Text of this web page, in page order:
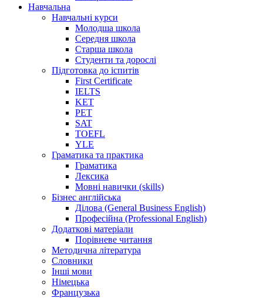
Навчальна
Навчальні курси
Молодша школа
Середня школа
Старша школа
Студенти та дорослі
Підготовка до іспитів
First Certificate
IELTS
KET
PET
SAT
TOEFL
YLE
Граматика та практика
Граматика
Лексика
Мовні навички (skills)
Бізнес англійська
Ділова (General Business English)
Професійна (Professional English)
Додаткові матеріали
Порівневе читання
Методична література
Словники
Інші мови
Німецька
Французька